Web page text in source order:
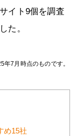
イト9個を調査
た。
7月時点のものです。
め15社